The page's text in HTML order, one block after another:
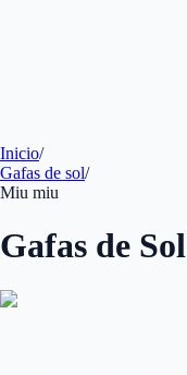
Inicio/
Gafas de sol/
Miu miu
Gafas de